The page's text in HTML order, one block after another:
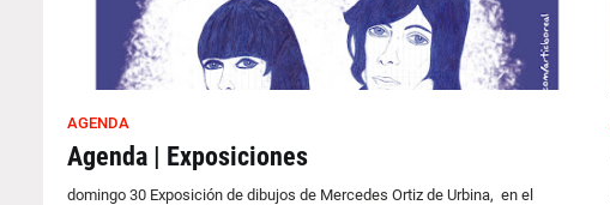
AGENDA
Agenda | Exposiciones
domingo 30 Exposición de dibujos de Mercedes Ortiz de Urbina, en el